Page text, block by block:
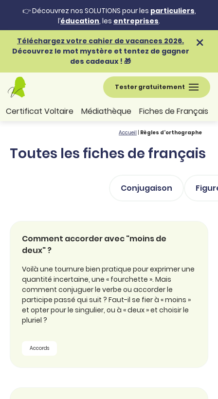
👉 Découvrez nos SOLUTIONS pour les particuliers,
l’éducation, les entreprises.
Téléchargez votre cahier de vacances 2026.
Découvrez le mot mystère et tentez de gagner
des cadeaux ! 🎁
Tester gratuitement
Certificat Voltaire Médiathèque Fiches de Français
Accueil Règles d'orthographe
Toutes les fiches de français
Conjugaison
Comment accorder avec "moins de
deux" ?
Voilà une tournure bien pratique pour exprimer une
quantité incertaine, une « fourchette ». Mais
comment conjuguer le verbe ou accorder le
participe passé qui suit ? Faut-il se fier à « moins »
et opter pour le singulier, ou à « deux » et choisir le
pluriel ?
Accords